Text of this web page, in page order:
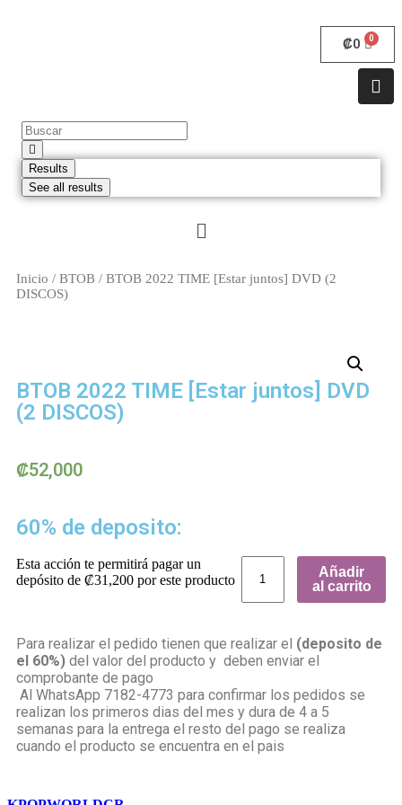
₡0
Results
See all results
Inicio / BTOB / BTOB 2022 TIME [Estar juntos] DVD (2
DISCOS)
BTOB 2022 TIME [Estar juntos] DVD
(2 DISCOS)
₡52,000
60% de deposito:
Esta acción te permitirá pagar un
depósito de ₡31,200 por este producto
Añadir
al carrito
Para realizar el pedido tienen que realizar el (deposito de
el 60%) del valor del producto y deben enviar el
comprobante de pago
Al WhatsApp 7182-4773 para confirmar los pedidos se
realizan los primeros dias del mes y dura de 4 a 5
semanas para la entrega el resto del pago se realiza
cuando el producto se encuentra en el pais